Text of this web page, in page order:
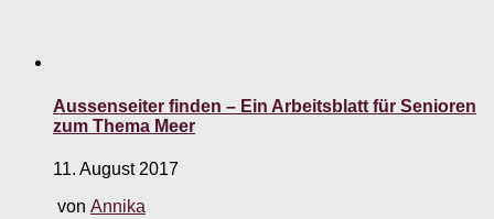
Aussenseiter finden – Ein Arbeitsblatt für Senioren
zum Thema Meer
11. August 2017
von Annika